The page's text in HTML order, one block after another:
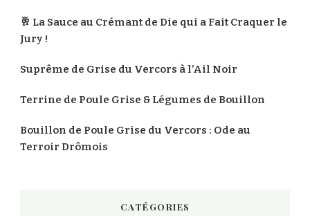
🥂 La Sauce au Crémant de Die qui a Fait Craquer le
Jury !
Suprême de Grise du Vercors à l’Ail Noir
Terrine de Poule Grise & Légumes de Bouillon
Bouillon de Poule Grise du Vercors : Ode au
Terroir Drômois
CATÉGORIES